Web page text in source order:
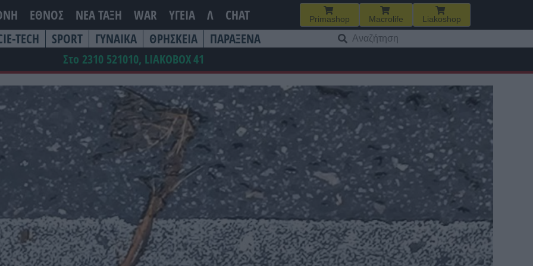
ΕΘΝΟΣ ΝΕΑ ΤΆΞΗ WAR ΥΓΕΙΑ Λ CHAT Primashop Macrolife Liakoshop
TECH SPORT ΓΥΝΑΙΚΑ ΘΡΗΣΚΕΙΑ ΠΑΡΑΞΕΝΑ
για:
Στο 2310 521010, LIAKOBOX41